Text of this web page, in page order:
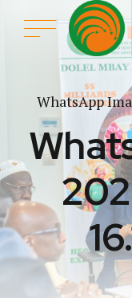
WhatsApp